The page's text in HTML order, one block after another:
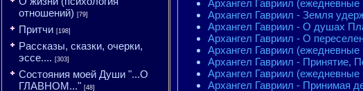
отношений) [79]
Притчи [198]
Рассказы, сказки, очерки,
эссе.... [303]
Состояния моей Души "...О
ГЛАВНОМ..." [48]
Архангел Гавриил
Архангел Гавриил - Земля
Архангел Гавриил - О душах
Архангел Гавриил - О
Архангел Гавриил (ежедневные
Архангел Гавриил - Принятие,
Архангел Гавриил (ежедневные
Архангел Гавриил - Принимая